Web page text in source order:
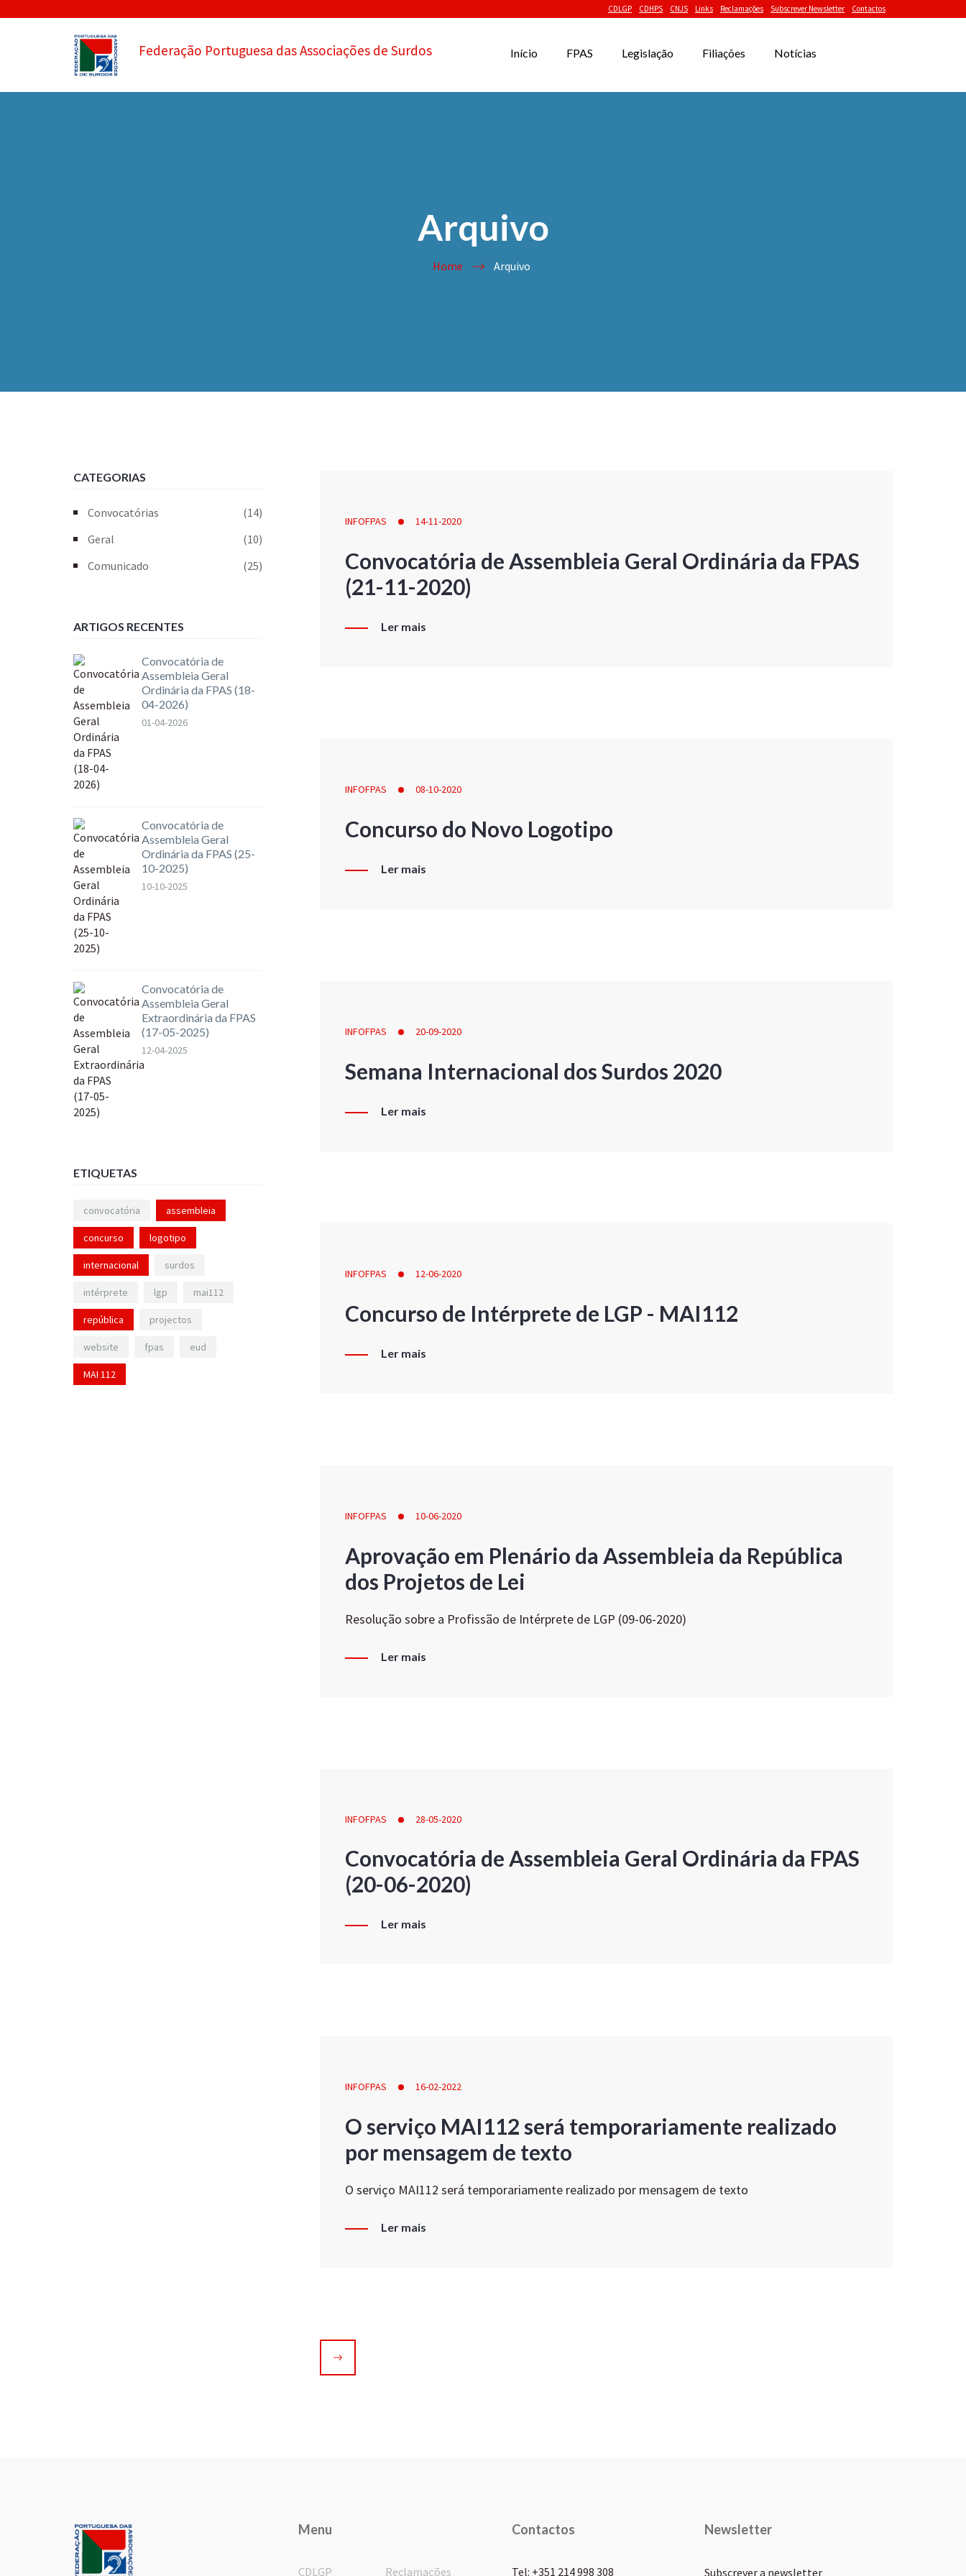
CDLGP CDHPS CNJS Links Reclamações Subscrever Newsletter Contactos
Federação Portuguesa das Associações de Surdos Início FPAS Legislação Filiações Notícias
Arquivo
Home Arquivo
INFOFPAS 14-11-2020
Convocatória de Assembleia Geral Ordinária da FPAS
(21-11-2020)
Ler mais
INFOFPAS 08-10-2020
Concurso do Novo Logotipo
Ler mais
INFOFPAS 20-09-2020
Semana Internacional dos Surdos 2020
Ler mais
INFOFPAS 12-06-2020
Concurso de Intérprete de LGP - MAI112
Ler mais
INFOFPAS 10-06-2020
Aprovação em Plenário da Assembleia da República
dos Projetos de Lei
Resolução sobre a Profissão de Intérprete de LGP (09-06-2020)
Ler mais
INFOFPAS 28-05-2020
Convocatória de Assembleia Geral Ordinária da FPAS
(20-06-2020)
Ler mais
INFOFPAS 16-02-2022
O serviço MAI112 será temporariamente realizado
por mensagem de texto
O serviço MAI112 será temporariamente realizado por mensagem de texto
Ler mais
CATEGORIAS
Convocatórias
(14)
Geral
(10)
Comunicado
(25)
ARTIGOS RECENTES
Convocatória de
Assembleia Geral
Ordinária da FPAS (18-
04-2026)
01-04-2026
Convocatória de
Assembleia Geral
Ordinária da FPAS (25-
10-2025)
10-10-2025
Convocatória de
Assembleia Geral
Extraordinária da FPAS
(17-05-2025)
12-04-2025
ETIQUETAS
convocatória assembleia
concurso logotipo
internacional surdos
intérprete lgp mai112
república projectos
website fpas eud
MAI 112
Menu
CDLGP Reclamações
Contactos
Tel: +351 214 998 308
Newsletter
Subscrever a newsletter